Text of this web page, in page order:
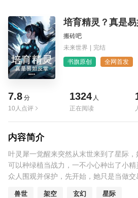
培育精灵？真是
搬砖吧
未来世界 | 完结
书旗原创 全网首发
7.8 分
10人点评
1324 人
正在阅读
内容简介
叶灵犀一觉醒来突然从末世来到了星际，
可以种绿植当战力，一不小心种出了小
众人围观并保护，先开始，她只是当做
兽世 架空 玄幻 星际